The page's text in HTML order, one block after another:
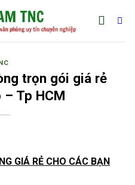
trọn gói giá rẻ
– Tp HCM
GIÁ RẺ CHO CÁC BẠN